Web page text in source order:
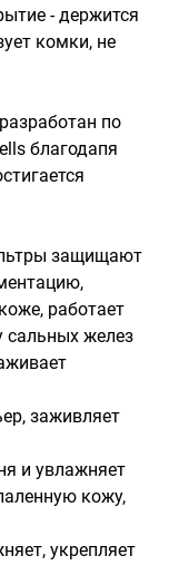
- держится
комки, не
по
благодапя
защищают
работает
сальных желез
заживляет
и увлажняет
кожу,
укрепляет